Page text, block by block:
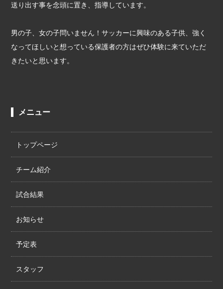
送り出す事を念頭に置き、指導しています。
男の子、女の子問いません！サッカーに興味のある子供、強く
なってほしいと想っている保護者の方はぜひ体験に来ていただ
きたいと思います。
メニュー
トップページ
チーム紹介
試合結果
お知らせ
予定表
スタッフ